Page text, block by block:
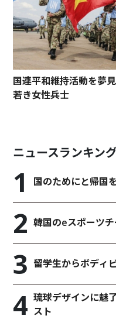
国連平和維持活動を夢
若き女性兵士
ニュースランキン
国のためにと帰国
韓国のeスポーツ
留学生からボディ
琉球デザインに魅
スト